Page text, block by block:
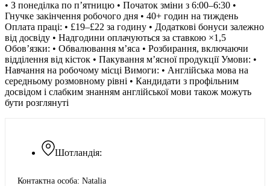
Шотландія:
Контактна особа: Natalia
• З понеділка по п’ятницю • Початок зміни з 6:00–6:30 •
Гнучке закінчення робочого дня • 40+ годин на тиждень
Оплата праці: • £19–£22 за годину • Додаткові бонуси залежно
від досвіду • Надгодини оплачуються за ставкою ×1,5
Обов’язки: • Обвалювання м’яса • Розбирання, включаючи
відділення від кісток • Пакування м’ясної продукції Умови: •
Навчання на робочому місці Вимоги: • Англійська мова на
середньому розмовному рівні • Кандидати з профільним
досвідом і слабким знанням англійської мови також можуть
бути розглянуті